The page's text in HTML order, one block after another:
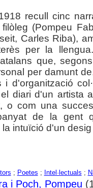
recull cinc
(Pompeu
Carles Riba),
per la
que,
per damunt
i d'organització
diari d'un artista
o com una
de la gent
intuïció d'un
; Poetes ; Intel·lectuals ;
i Poch, Pompeu